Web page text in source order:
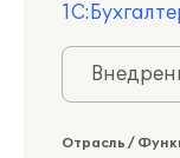
Отрасль /